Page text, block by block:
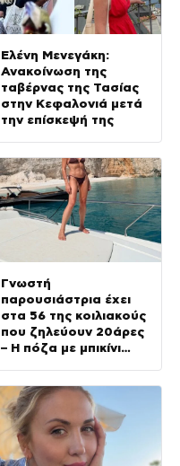
Ελένη Μενεγάκη:
Ανακοίνωση της
ταβέρνας της Τασίας
στην Κεφαλονιά μετά
την επίσκεψή της
Γνωστή
παρουσιάστρια έχει
στα 56 της κοιλιακούς
που ζηλεύουν 20άρες
– Η πόζα με μπικίνι